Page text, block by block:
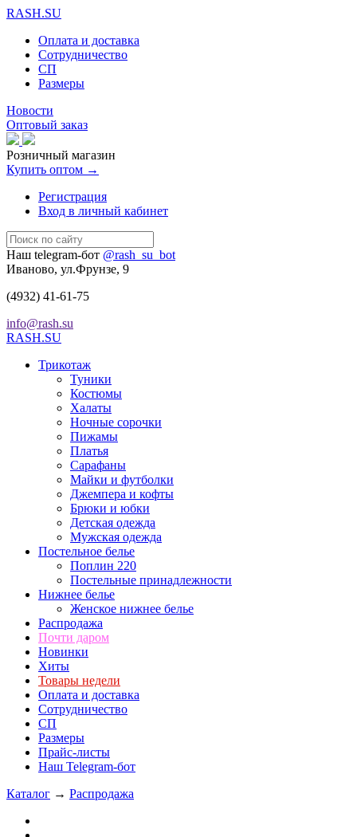
RASH.SU
Оплата и доставка
Сотрудничество
СП
Размеры
Новости
Оптовый заказ
Розничный магазин
Купить оптом →
Регистрация
Вход в личный кабинет
Наш telegram-бот @rash_su_bot
Иваново, ул.Фрунзе, 9
(4932) 41-61-75
info@rash.su
RASH.SU
Трикотаж
Туники
Костюмы
Халаты
Ночные сорочки
Пижамы
Платья
Сарафаны
Майки и футболки
Джемпера и кофты
Брюки и юбки
Детская одежда
Мужская одежда
Постельное белье
Поплин 220
Постельные принадлежности
Нижнее белье
Женское нижнее белье
Распродажа
Почти даром
Новинки
Хиты
Товары недели
Оплата и доставка
Сотрудничество
СП
Размеры
Прайс-листы
Наш Telegram-бот
Каталог → Распродажа